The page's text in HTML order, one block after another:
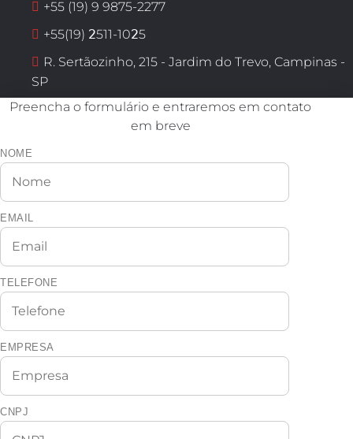
+55 (19) 9 9875-2277
+55(19) 𝟤511-10𝟤5
R. Sertãozinho, 215 - Jardim do Trevo, Campinas -
SP
Preencha o formulário e entraremos em contato
em breve
NOME
EMAIL
TELEFONE
EMPRESA
CNPJ